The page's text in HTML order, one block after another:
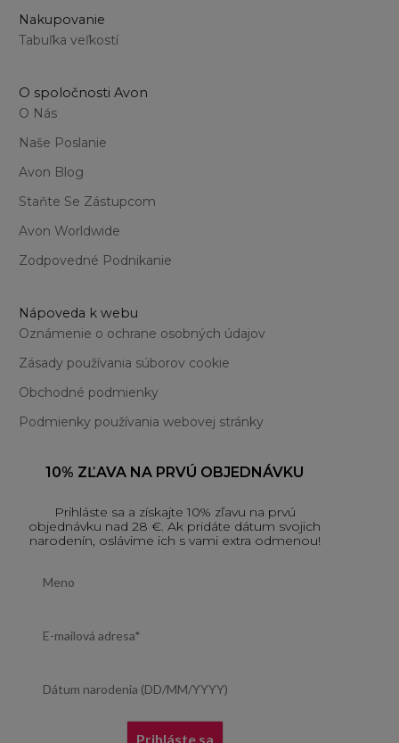
Nakupovanie
Tabuľka veľkostí
O spoločnosti Avon
O Nás
Naše Poslanie
Avon Blog
Staňte Se Zástupcom
Avon Worldwide
Zodpovedné Podnikanie
Nápoveda k webu
Oznámenie o ochrane osobných údajov
Zásady používania súborov cookie
Obchodné podmienky
Podmienky používania webovej stránky
10% ZĽAVA NA PRVÚ OBJEDNÁVKU
Prihláste sa a získajte 10% zľavu na prvú
objednávku nad 28 €. Ak pridáte dátum svojich
narodenín, oslávime ich s vami extra odmenou!
Prihláste sa